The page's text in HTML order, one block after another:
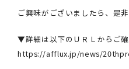
ご興味がございましたら、是
▼詳細は以下のＵＲＬからご確
https://afflux.jp/news/